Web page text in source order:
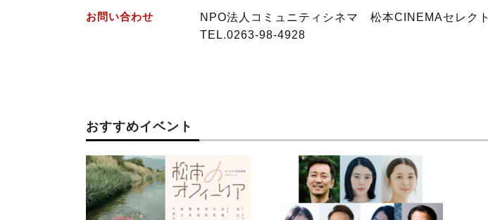
お問い合わせ
NPO法人コミュニティシネマ 松本CINEMAセレクト
TEL.0263-98-4928
おすすめイベント